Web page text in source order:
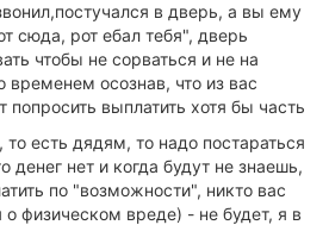
в дверь, а вы ему
сюда, рот ебал тебя", дверь
чтобы не сорваться и не на
временем осознав, что из вас
попросить выплатить хотя бы часть
есть дядям, то надо постараться
денег нет и когда будут не знаешь,
по "возможности", никто вас
о физическом вреде) - не будет, я в